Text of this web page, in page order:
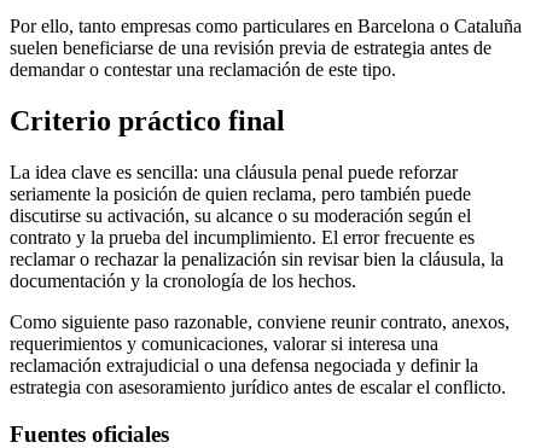
Por ello, tanto empresas como particulares en Barcelona o Cataluña
suelen beneficiarse de una revisión previa de estrategia antes de
demandar o contestar una reclamación de este tipo.
Criterio práctico final
La idea clave es sencilla: una cláusula penal puede reforzar
seriamente la posición de quien reclama, pero también puede
discutirse su activación, su alcance o su moderación según el
contrato y la prueba del incumplimiento. El error frecuente es
reclamar o rechazar la penalización sin revisar bien la cláusula, la
documentación y la cronología de los hechos.
Como siguiente paso razonable, conviene reunir contrato, anexos,
requerimientos y comunicaciones, valorar si interesa una
reclamación extrajudicial o una defensa negociada y definir la
estrategia con asesoramiento jurídico antes de escalar el conflicto.
Fuentes oficiales